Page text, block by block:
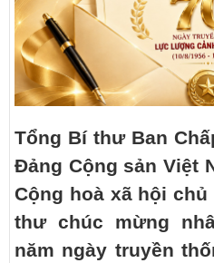
Tổng Bí thư Ban
Đảng Cộng sản Việt
Cộng hoà xã hội
thư chúc mừng
năm ngày truyền